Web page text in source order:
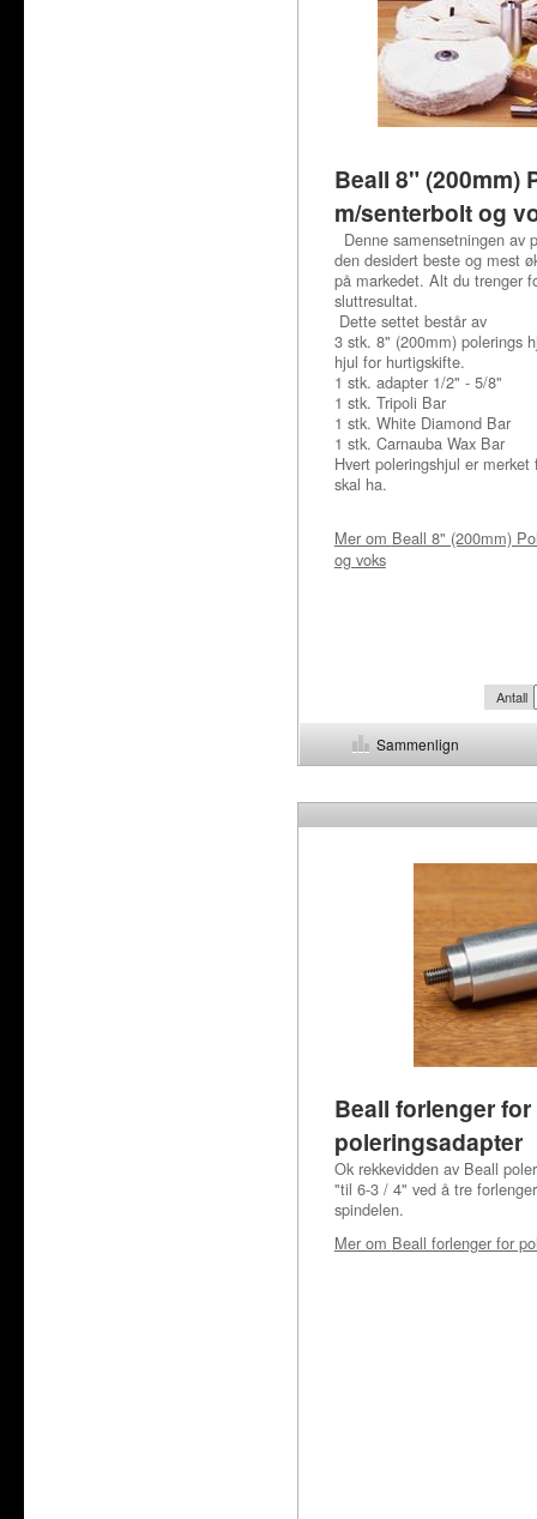
Beall 8" (200mm)
m/senterbolt og
Denne samensetningen av
den desidert beste og mest
på markedet. Alt du trenger
sluttresultat.
Dette settet består av
3 stk. 8" (200mm) polerings
hjul for hurtigskifte.
1 stk. adapter 1/2" - 5/8"
1 stk. Tripoli Bar
1 stk. White Diamond Bar
1 stk. Carnauba Wax Bar
Hvert poleringshjul er
skal ha.
Mer om Beall 8" (200mm)
og voks
Antall
Sammenlign
Beall forlenger for
poleringsadapter
Ok rekkevidden av Beall
"til 6-3 / 4" ved å tre
spindelen.
Mer om Beall forlenger for